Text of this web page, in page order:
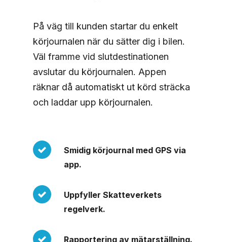
På väg till kunden startar du enkelt
körjournalen när du sätter dig i bilen.
Väl framme vid slutdestinationen
avslutar du körjournalen. Appen
räknar då automatiskt ut körd sträcka
och laddar upp körjournalen.
Smidig körjournal med GPS via
app.
Uppfyller Skatteverkets
regelverk.
Rapportering av mätarställning.